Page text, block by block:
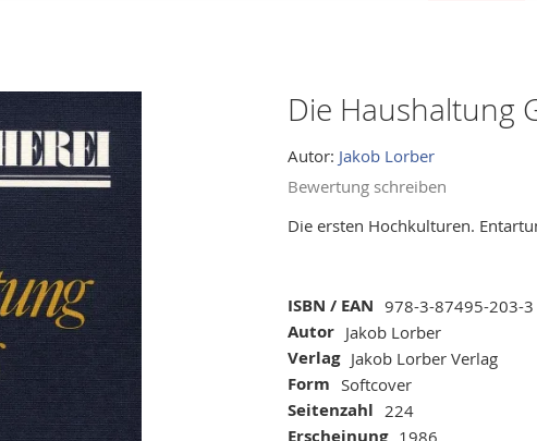
Die Haushaltung
Autor: Jakob Lorber
Bewertung schreiben
Die ersten Hochkulturen.
Mehr
Informationen
ISBN / EAN 978-3-87495-203-3
Autor Jakob Lorber
Verlag Jakob Lorber Verlag
Form Softcover
Seitenzahl 224
Erscheinung 1986